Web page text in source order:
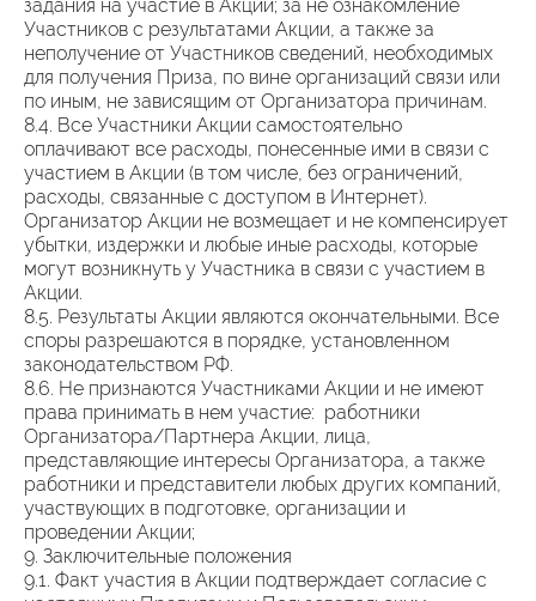
задания на участие в Акции; за не ознакомление
Участников с результатами Акции, а также за
неполучение от Участников сведений, необходимых
для получения Приза, по вине организаций связи или
по иным, не зависящим от Организатора причинам.
8.4. Все Участники Акции самостоятельно
оплачивают все расходы, понесенные ими в связи с
участием в Акции (в том числе, без ограничений,
расходы, связанные с доступом в Интернет).
Организатор Акции не возмещает и не компенсирует
убытки, издержки и любые иные расходы, которые
могут возникнуть у Участника в связи с участием в
Акции.
8.5. Результаты Акции являются окончательными. Все
споры разрешаются в порядке, установленном
законодательством РФ.
8.6. Не признаются Участниками Акции и не имеют
права принимать в нем участие: работники
Организатора/Партнера Акции, лица,
представляющие интересы Организатора, а также
работники и представители любых других компаний,
участвующих в подготовке, организации и
проведении Акции;
9. Заключительные положения
9.1. Факт участия в Акции подтверждает согласие с